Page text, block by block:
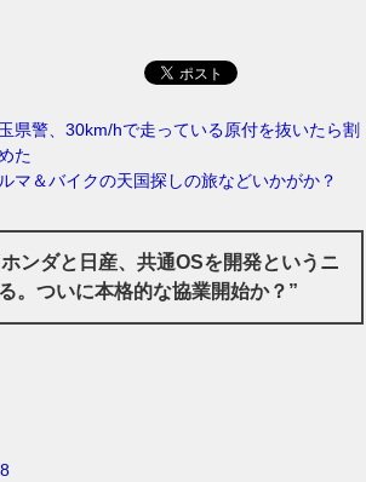
警、30km/hで走っている原付を抜いたら割
た
マ＆バイクの天国探しの旅などいかがか？
ンダと日産、共通OSを開発というニ
。ついに本格的な協業開始か？”